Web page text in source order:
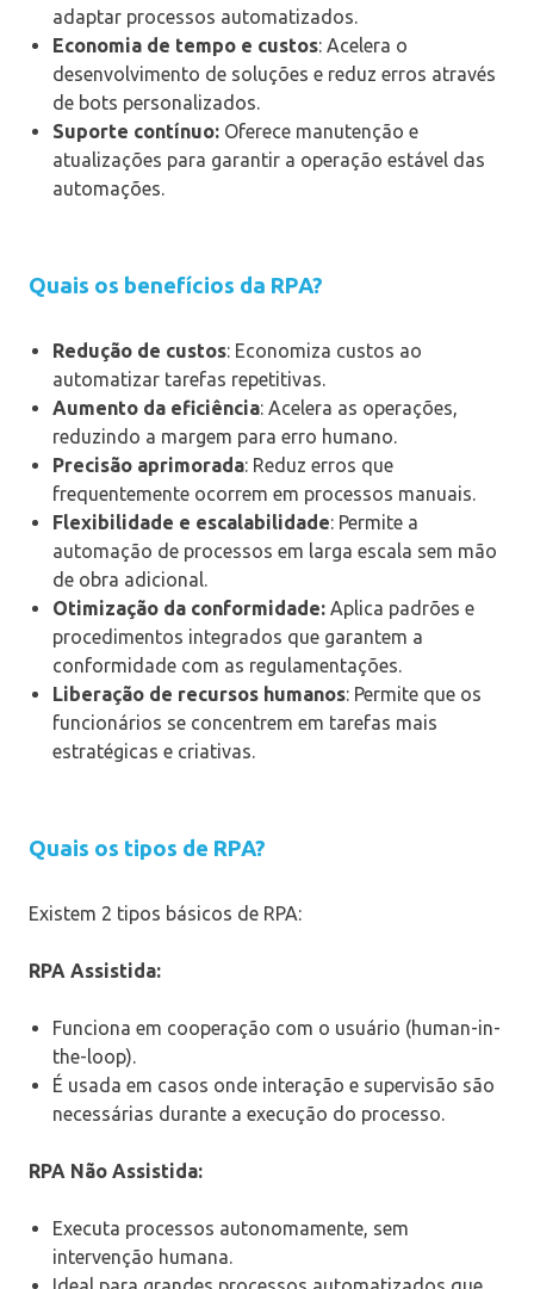
adaptar processos automatizados.
Economia de tempo e custos: Acelera o
desenvolvimento de soluções e reduz erros através
de bots personalizados.
Suporte contínuo: Oferece manutenção e
atualizações para garantir a operação estável das
automações.
Quais os benefícios da RPA?
Redução de custos: Economiza custos ao
automatizar tarefas repetitivas.
Aumento da eficiência: Acelera as operações,
reduzindo a margem para erro humano.
Precisão aprimorada: Reduz erros que
frequentemente ocorrem em processos manuais.
Flexibilidade e escalabilidade: Permite a
automação de processos em larga escala sem mão
de obra adicional.
Otimização da conformidade: Aplica padrões e
procedimentos integrados que garantem a
conformidade com as regulamentações.
Liberação de recursos humanos: Permite que os
funcionários se concentrem em tarefas mais
estratégicas e criativas.
Quais os tipos de RPA?
Existem 2 tipos básicos de RPA:
RPA Assistida:
Funciona em cooperação com o usuário (human-in-
the-loop).
É usada em casos onde interação e supervisão são
necessárias durante a execução do processo.
RPA Não Assistida:
Executa processos autonomamente, sem
intervenção humana.